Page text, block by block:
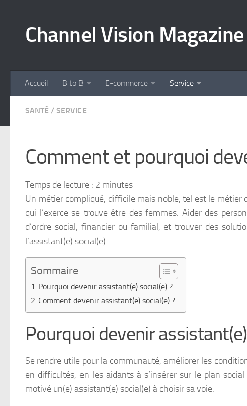
Channel Vision Magazine
Accueil B to B E-commerce Service
SANTÉ / SERVICE
Comment et pourquoi
Temps de lecture : 2 minutes
Un métier compliqué, difficile mais noble, tel est le métier
qui l’exerce se trouve être des femmes. Aider des
d’ordre social, financier ou familial, et trouver des
l’assistant(e) social(e).
Sommaire
Pourquoi devenir assistant(e) social(e) ?
Comment devenir assistant(e) social(e) ?
Pourquoi devenir
Se rendre utile pour la communauté, améliorer les
en difficultés, en les aidants à s’insérer sur le plan
motivé un(e) assistant(e) social(e) à choisir sa voie.